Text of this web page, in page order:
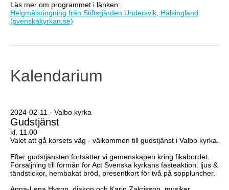
Läs mer om programmet i länken:
Helgmålsringning från Stiftsgården Undersvik, Hälsingland
(svenskakyrkan.se)
Kalendarium
2024-02-11 - Valbo kyrka
Gudstjänst
kl. 11.00
Valet att gå korsets väg - välkommen till gudstjänst i Valbo kyrka.
Efter gudstjänsten fortsätter vi gemenskapen kring fikabordet.
Försäljning till förmån för Act Svenska kyrkans fasteaktion: ljus &
tändstickor, hembakat bröd, presentkort för två på soppluncher.